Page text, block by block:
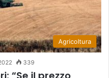
Agricoltura
339